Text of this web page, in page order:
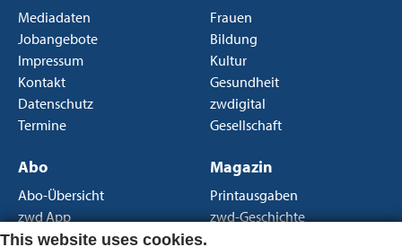
Mediadaten
Jobangebote
Impressum
Kontakt
Datenschutz
Termine
Frauen
Bildung
Kultur
Gesundheit
zwdigital
Gesellschaft
Abo
Abo-Übersicht
zwd App
Newsletter
Magazin
Printausgaben
zwd-Geschichte
This website uses cookies.